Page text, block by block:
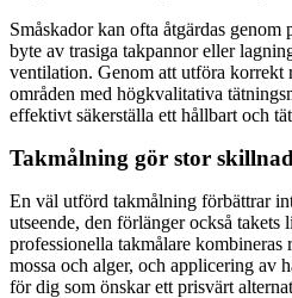
Småskador kan ofta åtgärdas genom
byte av trasiga takpannor eller
ventilation. Genom att utföra korrekt
områden med högkvalitativa
effektivt säkerställa ett hållbart och
Takmålning gör stor skillnad
En väl utförd takmålning förbättrar
utseende, den förlänger också takets
professionella takmålare
mossa och alger, och applicering av
för dig som önskar ett prisvärt